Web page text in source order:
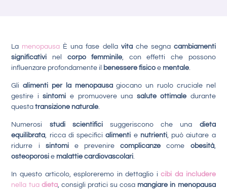
La menopausa È una fase della vitache segna cambiamenti
significativi nel corpo femminile, con effetti che possono
influenzare profondamente il
benessere fisico e mentale.
Glialimenti per la menopausagiocano un ruolo cruciale nel
gestire isintomi e promuovere una salute ottimale durante
questatransizione naturale.
Numerosi studi scientificisuggeriscono che una dieta
equilibrata, ricca di specificialimenti e nutrienti, può aiutare a
ridurre i sintomie prevenirecomplicanze come obesità,
osteoporosi e malattie cardiovascolari.
In questo articolo, esploreremo in dettaglio icibi da includere
nella tua dieta, consigli pratici su cosa mangiare in menopausa